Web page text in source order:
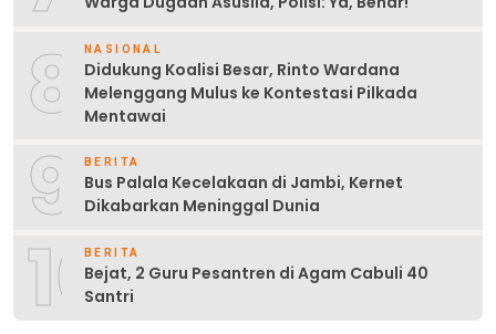
8 NASIONAL
Didukung Koalisi Besar, Rinto Wardana
Melenggang Mulus ke Kontestasi Pilkada
Mentawai
9 BERITA
Bus Palala Kecelakaan di Jambi, Kernet
Dikabarkan Meninggal Dunia
10BERITA
Bejat, 2 Guru Pesantren di Agam Cabuli 40
Santri